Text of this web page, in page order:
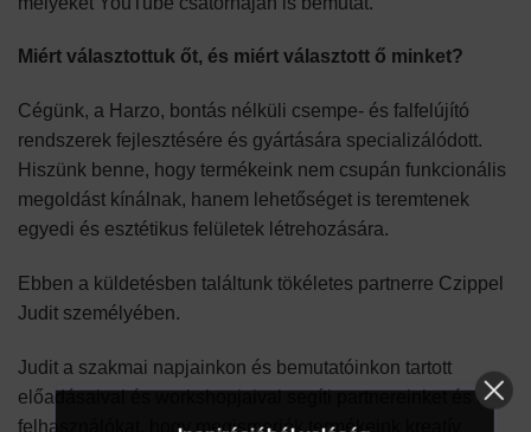
Miért választottuk őt, és miért választott ő minket?
Cégünk, a Harzo, bontás nélküli csempe- és falfelújító
rendszerek fejlesztésére és gyártására specializálódott.
Hiszünk benne, hogy termékeink nem csupán funkcionális
megoldást kínálnak, hanem lehetőséget is teremtenek
egyedi és esztétikus felületek létrehozására.
Ebben a küldetésben találtunk tökéletes partnerre Czippel
Judit személyében.
Judit a szakmai napjainkon és bemutatóinkon tartott
előadásaival és workshopjaival segíti partnereinket és a
felhasználókat, hogy megismerjék termékeink kreatív